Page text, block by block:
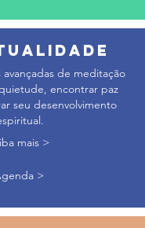
de meditação
encontrar paz
seu desenvolvimento
mais >
>